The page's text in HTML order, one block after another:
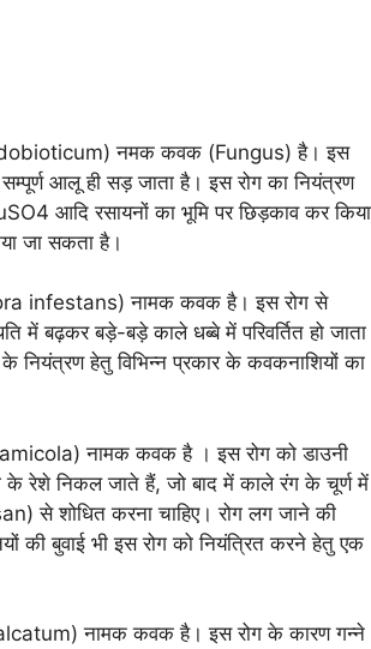
नमक कवक (Fungus) है। इस
आलू ही सड़ जाता है। इस रोग का नियंत्रण
आदि रसायनों का भूमि पर छिड़काव कर किया
जा सकता है।
infestans) नामक कवक है। इस रोग से
में बढ़कर बड़े-बड़े काले धब्बे में परिवर्तित हो जाता
नियंत्रण हेतु विभिन्न प्रकार के कवकनाशियों का
नामक कवक है । इस रोग को डाउनी
के रेशे निकल जाते हैं, जो बाद में काले रंग के चूर्ण में
से शोधित करना चाहिए। रोग लग जाने की
की बुवाई भी इस रोग को नियंत्रित करने हेतु एक
नामक कवक है। इस रोग के कारण गन्ने